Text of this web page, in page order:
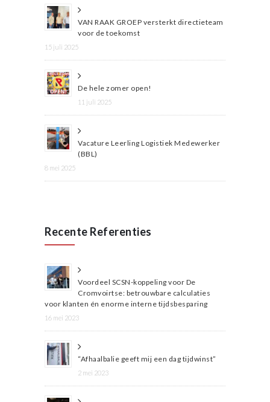
VAN RAAK GROEP versterkt directieteam
voor de toekomst
15 juli 2025
De hele zomer open!
11 juli 2025
Vacature Leerling Logistiek Medewerker
(BBL)
8 mei 2025
Recente Referenties
Voordeel SCSN-koppeling voor De
Cromvoirtse: betrouwbare calculaties
voor klanten én enorme interne tijdsbesparing
16 mei 2023
“Afhaalbalie geeft mij een dag tijdwinst”
2 mei 2023